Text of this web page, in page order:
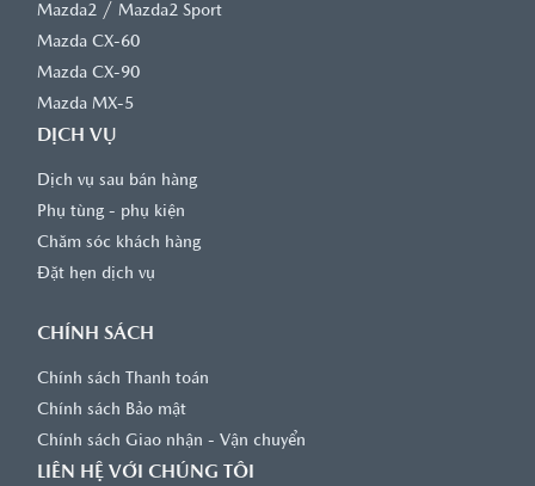
Mazda2 / Mazda2 Sport
Mazda CX-60
Mazda CX-90
Mazda MX-5
DỊCH VỤ
Dịch vụ sau bán hàng
Phụ tùng - phụ kiện
Chăm sóc khách hàng
Đặt hẹn dịch vụ
CHÍNH SÁCH
Chính sách Thanh toán
Chính sách Bảo mật
Chính sách Giao nhận - Vận chuyển
LIÊN HỆ VỚI CHÚNG TÔI